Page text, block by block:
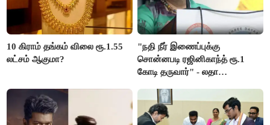
10 கிராம் தங்கம் விலை ரூ.1.55
லட்சம் ஆகுமா?
"நதி நீர் இணைப்புக்கு
சொன்னபடி ரஜினிகாந்த் ரூ.1
கோடி தருவார்" - லதா